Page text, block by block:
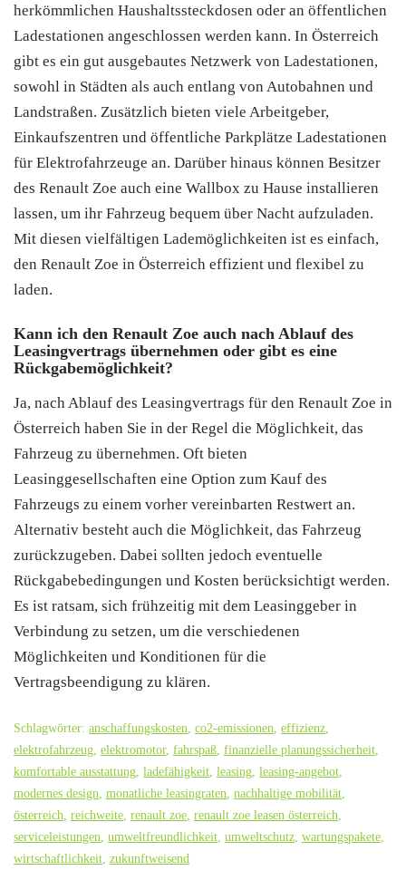
herkömmlichen Haushaltssteckdosen oder an öffentlichen
Ladestationen angeschlossen werden kann. In Österreich
gibt es ein gut ausgebautes Netzwerk von Ladestationen,
sowohl in Städten als auch entlang von Autobahnen und
Landstraßen. Zusätzlich bieten viele Arbeitgeber,
Einkaufszentren und öffentliche Parkplätze Ladestationen
für Elektrofahrzeuge an. Darüber hinaus können Besitzer
des Renault Zoe auch eine Wallbox zu Hause installieren
lassen, um ihr Fahrzeug bequem über Nacht aufzuladen.
Mit diesen vielfältigen Lademöglichkeiten ist es einfach,
den Renault Zoe in Österreich effizient und flexibel zu
laden.
Kann ich den Renault Zoe auch nach Ablauf des
Leasingvertrags übernehmen oder gibt es eine
Rückgabemöglichkeit?
Ja, nach Ablauf des Leasingvertrags für den Renault Zoe in
Österreich haben Sie in der Regel die Möglichkeit, das
Fahrzeug zu übernehmen. Oft bieten
Leasinggesellschaften eine Option zum Kauf des
Fahrzeugs zu einem vorher vereinbarten Restwert an.
Alternativ besteht auch die Möglichkeit, das Fahrzeug
zurückzugeben. Dabei sollten jedoch eventuelle
Rückgabebedingungen und Kosten berücksichtigt werden.
Es ist ratsam, sich frühzeitig mit dem Leasinggeber in
Verbindung zu setzen, um die verschiedenen
Möglichkeiten und Konditionen für die
Vertragsbeendigung zu klären.
Schlagwörter: anschaffungskosten co2-emissionen effizienz
elektrofahrzeug elektromotor, fahrspaß finanzielle planungssicherheit
komfortable ausstattung ladefähigkeit leasing leasing-angebot
modernes design monatliche leasingraten nachhaltige mobilität
österreich reichweite renault zoe renault zoe leasen österreich
serviceleistungen umweltfreundlichkeit umweltschutz wartungspakete
wirtschaftlichkeit zukunftweisend